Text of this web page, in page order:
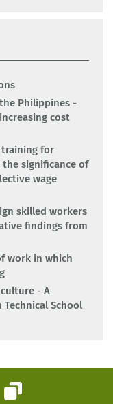
Philippines -
cost
training for
significance of
wage
skilled workers
findings from
work in which
- A
School
Copy link